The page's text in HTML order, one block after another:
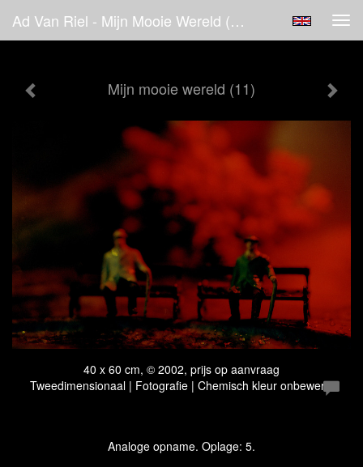
Ad Van Riel - Mijn Mooie Wereld (11)
Mijn mooie wereld (11)
40 x 60 cm, © 2002, prijs op aanvraag
Tweedimensionaal | Fotografie | Chemisch kleur onbewerkt
Analoge opname. Oplage: 5.